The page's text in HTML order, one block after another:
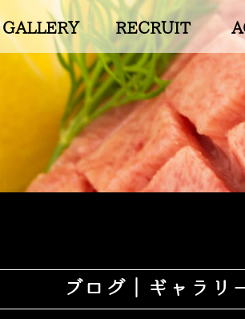
GALLERY RECRUIT
ブログ｜ギャラリ